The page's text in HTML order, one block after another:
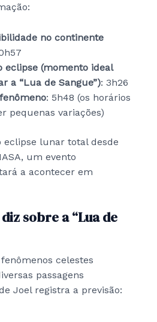
no continente
eclipse (momento ideal
a “Lua de Sangue”): 3h26
: 5h48 (os horários
pequenas variações)
eclipse lunar total desde
um evento
a acontecer em
sobre a “Lua de
celestes
passagens
Joel registra a previsão: